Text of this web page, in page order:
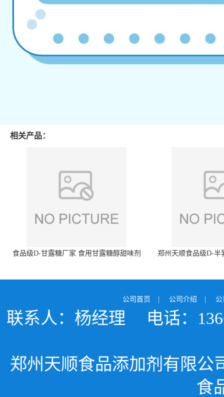
相关产品：
食品级D-甘露糖厂家 食用甘露糖醇甜味剂
郑州天顺食品级D-半
公司首页 | 公司介绍 |
联系人：杨经理 电话：
郑州天顺食品添加剂有限公
食